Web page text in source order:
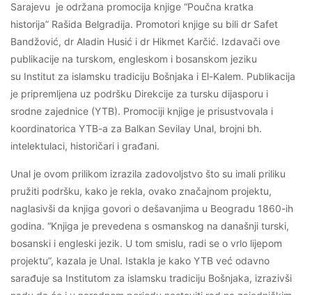
Sarajevu je održana promocija knjige “Poučna kratka
historija” Rašida Belgradija. Promotori knjige su bili dr Safet
Bandžović, dr Aladin Husić i dr Hikmet Karčić. Izdavači ove
publikacije na turskom, engleskom i bosanskom jeziku
su Institut za islamsku tradiciju Bošnjaka i El-Kalem. Publikacija
je pripremljena uz podršku Direkcije za tursku dijasporu i
srodne zajednice (YTB). Promociji knjige je prisustvovala i
koordinatorica YTB-a za Balkan Sevilay Unal, brojni bh.
intelektulaci, historičari i građani.
Unal je ovom prilikom izrazila zadovoljstvo što su imali priliku
pružiti podršku, kako je rekla, ovako značajnom projektu,
naglasivši da knjiga govori o dešavanjima u Beogradu 1860-ih
godina. “Knjiga je prevedena s osmanskog na današnji turski,
bosanski i engleski jezik. U tom smislu, radi se o vrlo lijepom
projektu”, kazala je Unal. Istakla je kako YTB već odavno
sarađuje sa Institutom za islamsku tradiciju Bošnjaka, izrazivši